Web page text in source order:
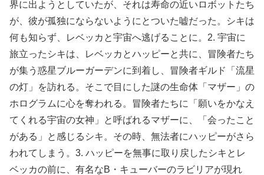
界に出ようとしていたが、それは寿命の近いロボットたち
が、彼が孤独にならないようにとついた嘘だった。シキは
何も知らず、レベッカと宇宙へ逃げることに。2. 宇宙に
旅立ったシキは、レベッカとハッピーと共に、冒険者たち
が集う惑星ブルーガーデンに到着し、冒険者ギルド「流星
の灯」を訪れる。そこで目にした謎の生命体「マザー」の
ホログラムに心を奪われる。冒険者たちに「願いをかなえ
てくれる宇宙の女神」と呼ばれるマザーに、「会ったこと
がある」と感じるシキ。その時、無法者にハッピーがさら
われてしまう。3. ハッピーを無事に取り戻したシキとレ
ベッカの前に、有名なB・キューバーのラビリアが現れ